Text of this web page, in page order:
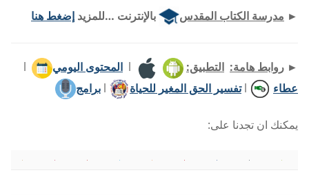
► مدرسة الكتاب المقدس بالإنترنت …للمزيد إضغط هنا
► روابط هامة: التطبيق: المحتوى اليومي
عطاء
تفسير الحق المغير للحياة برامج
يمكنك ان تجدنا على: